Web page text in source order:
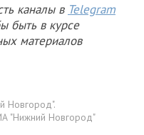
каналы в Telegram
быть в курсе
материалов
Новгород".
"Нижний Новгород"